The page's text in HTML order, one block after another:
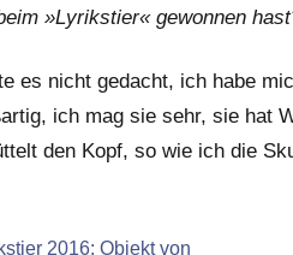
»Lyrikstier« gewonnen
es nicht gedacht, ich habe
ich mag sie sehr, sie hat
den Kopf, so wie ich die